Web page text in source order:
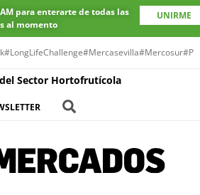
para enterarte de todas las
al momento
UNIRME
#LongLifeChallenge#Mercasevilla#Mercosur
Sector Hortofrutícola